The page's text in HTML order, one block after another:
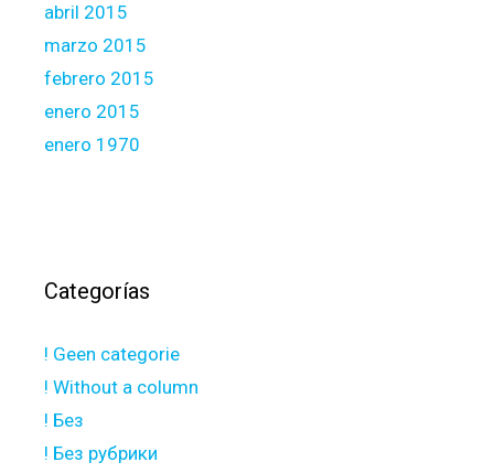
abril 2015
marzo 2015
febrero 2015
enero 2015
enero 1970
Categorías
! Geen categorie
! Without a column
! Без
! Без рубрики